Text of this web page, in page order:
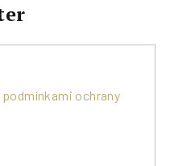
podmínkami ochrany